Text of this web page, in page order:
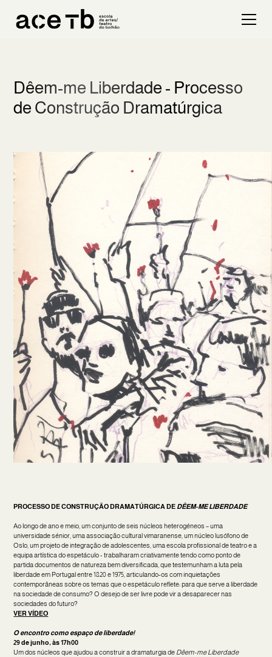
Dêem-me Liberdade - Processo
de Construção Dramatúrgica
PROCESSO DE CONSTRUÇÃO DRAMATÚRGICA DE DÊEM-ME LIBERDADE
Ao longo de ano e meio, um conjunto de seis núcleos heterogéneos – uma
universidade sénior, uma associação cultural vimaranense, um núcleo lusófono de
Oslo, um projeto de integração de adolescentes, uma escola profissional de teatro e a
equipa artística do espetáculo - trabalharam criativamente tendo como ponto de
partida documentos de natureza bem diversificada, que testemunham a luta pela
liberdade em Portugal entre 1820 e 1975, articulando-os com inquietações
contemporâneas sobre os temas que o espetáculo reflete: para que serve a liberdade
na sociedade de consumo? O desejo de ser livre pode vir a desaparecer nas
sociedades do futuro?
VER VÍDEO
O encontro como espaço de liberdade!
29 de junho, às 17h00
Um dos núcleos que ajudou a construir a dramaturgia de Dêem-me Liberdade